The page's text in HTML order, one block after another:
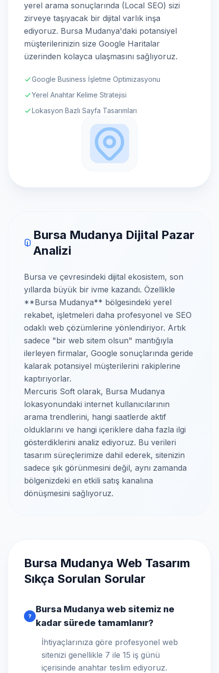
yerel arama sonuçlarında (Local SEO) sizi
zirveye taşıyacak bir dijital varlık inşa
ediyoruz. Bursa Mudanya'daki potansiyel
müşterilerinizin size Google Haritalar
üzerinden kolayca ulaşmasını sağlıyoruz.
Google Business İşletme Optimizasyonu
Yerel Anahtar Kelime Stratejisi
Lokasyon Bazlı Sayfa Tasarımları
Bursa Mudanya Dijital Pazar
Analizi
Bursa ve çevresindeki dijital ekosistem, son
yıllarda büyük bir ivme kazandı. Özellikle
**Bursa Mudanya** bölgesindeki yerel
rekabet, işletmeleri daha profesyonel ve SEO
odaklı web çözümlerine yönlendiriyor. Artık
sadece "bir web sitem olsun" mantığıyla
ilerleyen firmalar, Google sonuçlarında geride
kalarak potansiyel müşterilerini rakiplerine
kaptırıyorlar.
Mercuris Soft olarak, Bursa Mudanya
lokasyonundaki internet kullanıcılarının
arama trendlerini, hangi saatlerde aktif
olduklarını ve hangi içeriklere daha fazla ilgi
gösterdiklerini analiz ediyoruz. Bu verileri
tasarım süreçlerimize dahil ederek, sitenizin
sadece şık görünmesini değil, aynı zamanda
bölgenizdeki en etkili satış kanalına
dönüşmesini sağlıyoruz.
Bursa Mudanya Web Tasarım
Sıkça Sorulan Sorular
?
Bursa Mudanya web sitemiz ne
kadar sürede tamamlanır?
İhtiyaçlarınıza göre profesyonel web
sitenizi genellikle 7 ile 15 iş günü
içerisinde anahtar teslim ediyoruz.